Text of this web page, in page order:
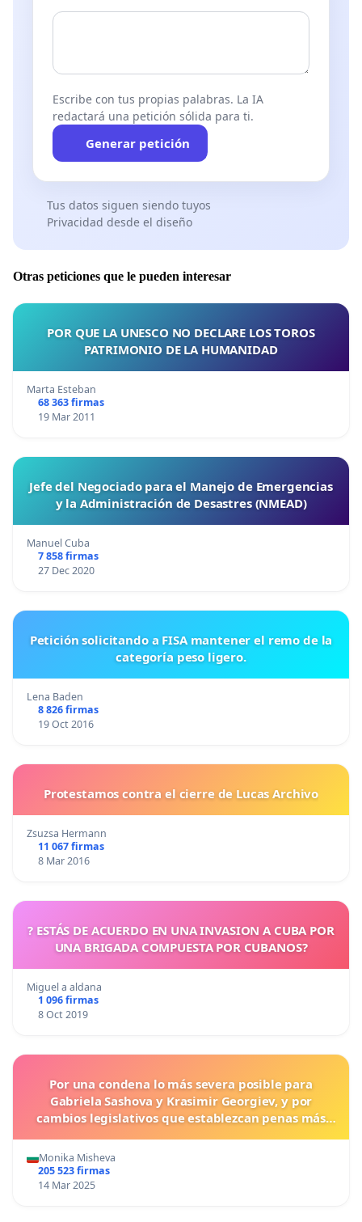
Escribe con tus propias palabras. La IA
redactará una petición sólida para ti.
Generar petición
Tus datos siguen siendo tuyos
Privacidad desde el diseño
Otras peticiones que le pueden interesar
POR QUE LA UNESCO NO DECLARE LOS TOROS
PATRIMONIO DE LA HUMANIDAD
Marta Esteban
68 363 firmas
19 Mar 2011
Jefe del Negociado para el Manejo de Emergencias
y la Administración de Desastres (NMEAD)
Manuel Cuba
7 858 firmas
27 Dec 2020
Petición solicitando a FISA mantener el remo de la
categoría peso ligero.
Lena Baden
8 826 firmas
19 Oct 2016
Protestamos contra el cierre de Lucas Archivo
Zsuzsa Hermann
11 067 firmas
8 Mar 2016
? ESTÁS DE ACUERDO EN UNA INVASION A CUBA POR
UNA BRIGADA COMPUESTA POR CUBANOS?
Miguel a aldana
1 096 firmas
8 Oct 2019
Por una condena lo más severa posible para
Gabriela Sashova y Krasimir Georgiev, y por
cambios legislativos que establezcan penas más
Monika Misheva
205 523 firmas
14 Mar 2025